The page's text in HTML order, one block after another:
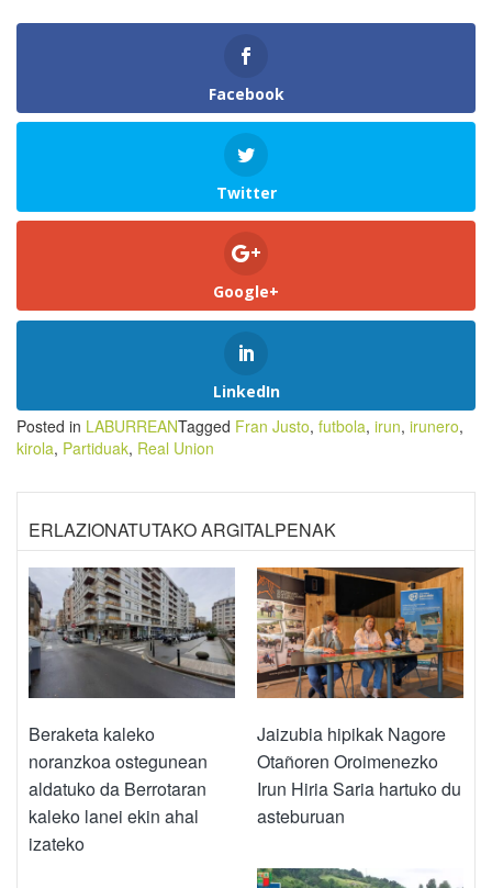
Facebook
Twitter
Google+
LinkedIn
Posted in LABURREANTagged Fran Justo, futbola, irun, irunero,
kirola, Partiduak, Real Union
ERLAZIONATUTAKO ARGITALPENAK
Beraketa kaleko
noranzkoa ostegunean
aldatuko da Berrotaran
kaleko lanei ekin ahal
izateko
Jaizubia hipikak Nagore
Otañoren Oroimenezko
Irun Hiria Saria hartuko du
asteburuan